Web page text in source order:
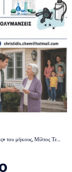
του Παγκοσμίου στο Τόκιο – Ο αγώνας ξεκινά στις 14:49